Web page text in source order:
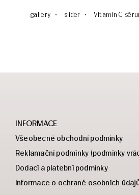
gallery slider Vitamin C
INFORMACE
Všeobecné obchodní podmínky
Reklamační podmínky (podmínky
Dodací a platební podmínky
Informace o ochraně osobních údajů